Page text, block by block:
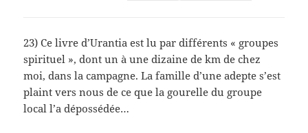
23) Ce livre d’Urantia est lu par différents « groupes
spirituel », dont un à une dizaine de km de chez
moi, dans la campagne. La famille d’une adepte s’est
plaint vers nous de ce que la gourelle du groupe
local l’a dépossédée…